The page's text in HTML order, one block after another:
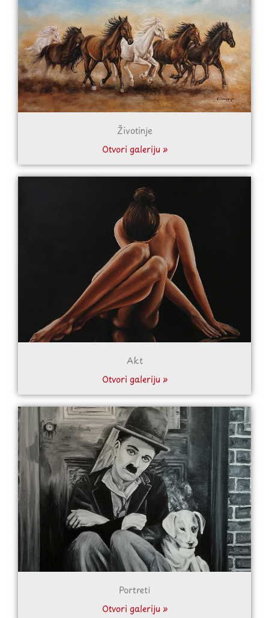
Životinje
Otvori galeriju »
Akt
Otvori galeriju »
Portreti
Otvori galeriju »